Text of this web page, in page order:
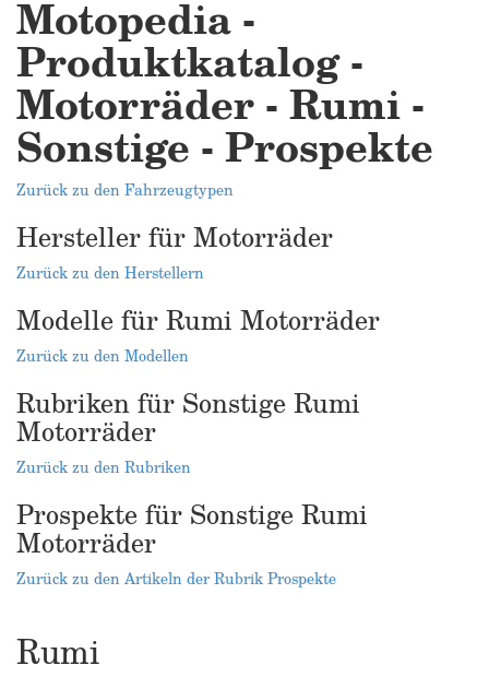
Motopedia -
Produktkatalog -
Motorräder - Rumi -
Sonstige - Prospekte
Zurück zu den Fahrzeugtypen
Hersteller für Motorräder
Zurück zu den Herstellern
Modelle für Rumi Motorräder
Zurück zu den Modellen
Rubriken für Sonstige Rumi
Motorräder
Zurück zu den Rubriken
Prospekte für Sonstige Rumi
Motorräder
Zurück zu den Artikeln der Rubrik Prospekte
Rumi